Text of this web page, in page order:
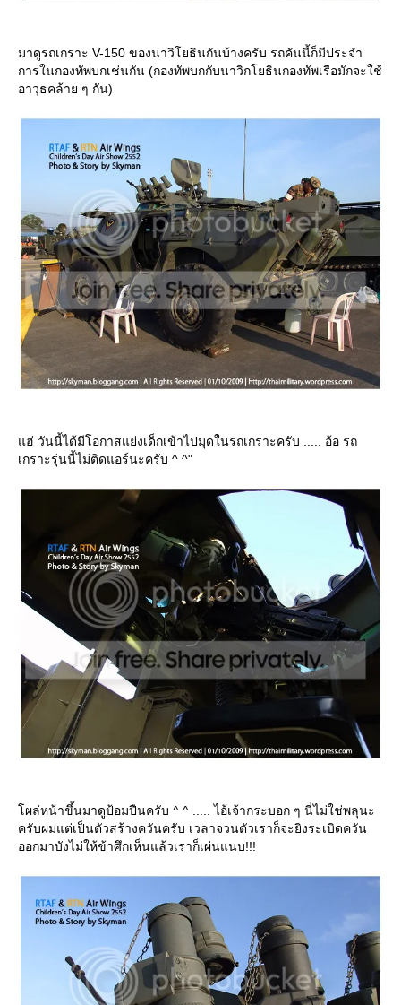
มาดูรถเกราะ V-150 ของนาวิโยธินกันบ้างครับ รถคันนี้ก็มีประจำ
การในกองทัพบกเช่นกัน (กองทัพบกกับนาวิกโยธินกองทัพเรือมักจะใช้
อาวุธคล้าย ๆ กัน)
ฮ่ วันนี้ได้มีโอกาสแย่งเด็กเข้าไปมุดในรถเกราะครับ ..... อ้อ รถ
เกราะรุ่นนี้ไม่ติดแอร์นะครับ ^ ^"
ผล่หน้าขึ้นมาดูป้อมปืนครับ ^ ^ ..... ไอ้เจ้ากระบอก ๆ นี่ไม่ใช่พลุนะ
ครับผมแต่เป็นตัวสร้างควันครับ เวลาจวนตัวเราก็จะยิงระเบิดควัน
ออกมาบังไม่ให้ข้าศึกเห็นแล้วเราก็เผ่นแนบ!!!